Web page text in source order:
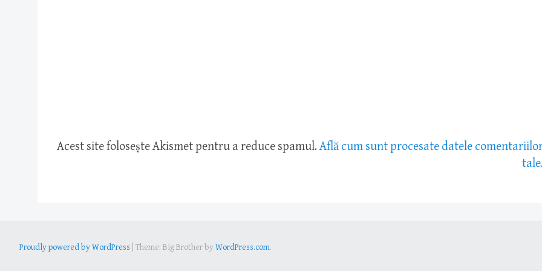
Acest site folosește Akismet pentru a reduce spamul. Află cum sunt procesate datele
tale
Proudly powered by WordPress Theme: Big Brother byWordPress.com.